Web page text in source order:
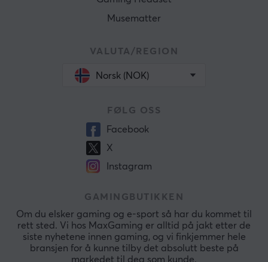
Musematter
VALUTA/REGION
Norsk (NOK)
FØLG OSS
Facebook
X
Instagram
GAMINGBUTIKKEN
Om du elsker gaming og e-sport så har du kommet til
rett sted. Vi hos MaxGaming er alltid på jakt etter de
siste nyhetene innen gaming, og vi finkjemmer hele
bransjen for å kunne tilby det absolutt beste på
markedet til deg som kunde.